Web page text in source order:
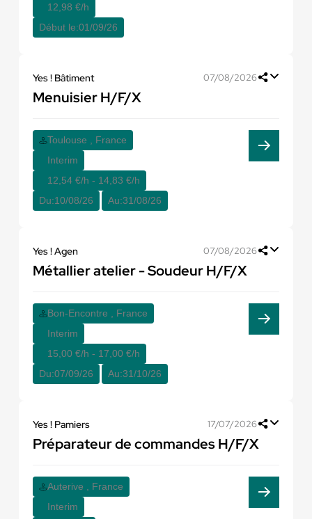
12,98 €/h
Début le:01/09/26
Yes ! Bâtiment 07/08/2026
Menuisier H/F/X
Toulouse , France
Interim
12,54 €/h - 14,83 €/h
Du:10/08/26 Au:31/08/26
Yes ! Agen 07/08/2026
Métallier atelier - Soudeur H/F/X
Bon-Encontre , France
Interim
15,00 €/h - 17,00 €/h
Du:07/09/26 Au:31/10/26
Yes ! Pamiers 17/07/2026
Préparateur de commandes H/F/X
Auterive , France
Interim